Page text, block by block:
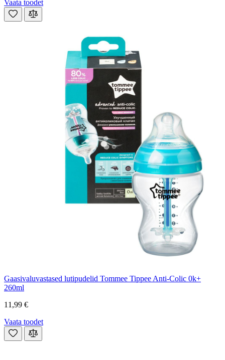
Vaata toodet
Gaasivaluvastased lutipudelid Tommee Tippee Anti-Colic 0k+
260ml
11,99 €
Vaata toodet